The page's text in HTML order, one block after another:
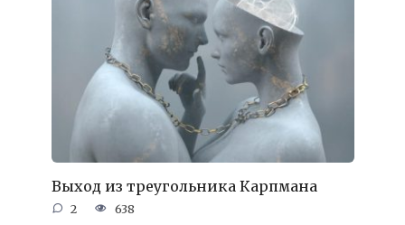
Выход из треугольника Карпмана
2 638